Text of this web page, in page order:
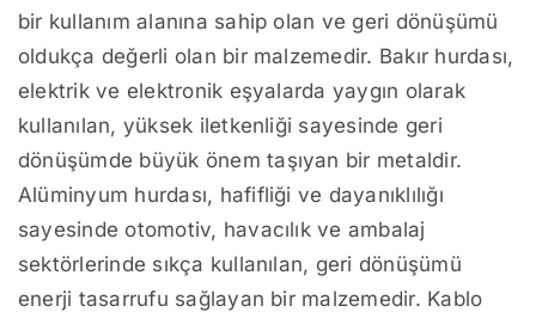
bir kullanım alanına sahip olan ve geri dönüşümü
oldukça değerli olan bir malzemedir. Bakır hurdası,
elektrik ve elektronik eşyalarda yaygın olarak
kullanılan, yüksek iletkenliği sayesinde geri
dönüşümde büyük önem taşıyan bir metaldir.
Alüminyum hurdası, hafifliği ve dayanıklılığı
sayesinde otomotiv, havacılık ve ambalaj
sektörlerinde sıkça kullanılan, geri dönüşümü
enerji tasarrufu sağlayan bir malzemedir. Kablo